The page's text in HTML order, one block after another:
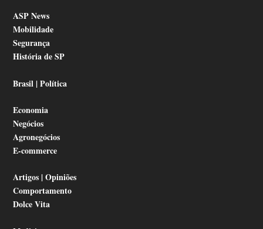
ASP News
Mobilidade
Segurança
História de SP
Brasil | Política
Economia
Negócios
Agronegócios
E-commerce
Artigos | Opiniões
Comportamento
Dolce Vita